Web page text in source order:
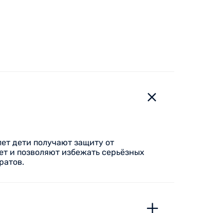
дети получают защиту от
и позволяют избежать серьёзных